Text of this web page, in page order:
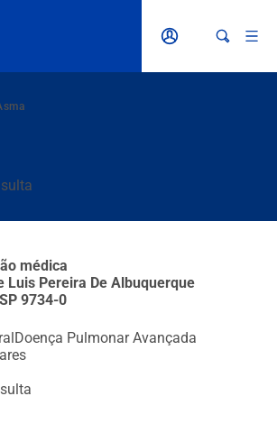
médica
Luis Pereira De Albuquerque
9734-0
Doença Pulmonar Avançada